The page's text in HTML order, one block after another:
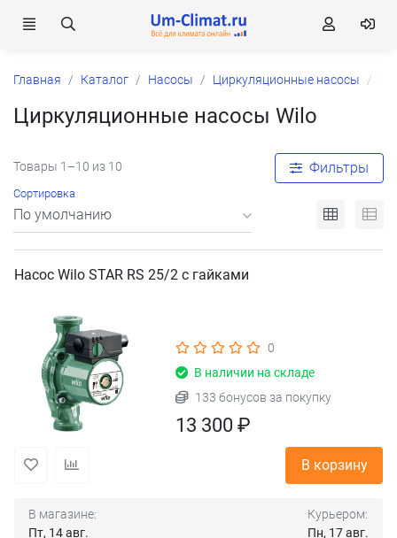
Главная Каталог Насосы Циркуляционные насосы
Циркуляционные насосы Wilo
Товары 1–10 из 10 Фильтры
Сортировка
Насос Wilo STAR RS 25/2 с гайками
0
В наличии на складе
133 бонусов за покупку
13 300 ₽
В корзину
В магазине:
Пт, 14 авг.
Курьером:
Пн, 17 авг.